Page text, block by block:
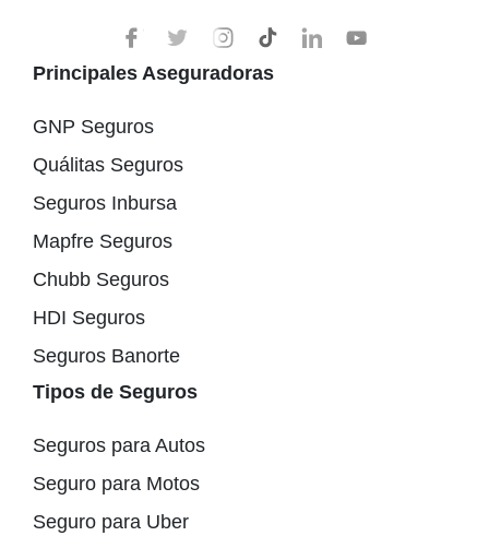
Principales Aseguradoras
GNP Seguros
Quálitas Seguros
Seguros Inbursa
Mapfre Seguros
Chubb Seguros
HDI Seguros
Seguros Banorte
Tipos de Seguros
Seguros para Autos
Seguro para Motos
Seguro para Uber